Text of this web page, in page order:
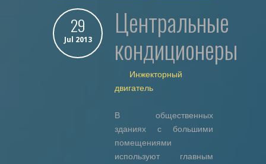
29
Jul 2013 Центральные
кондиционеры
Инжекторный
двигатель
В общественных
зданиях с большими
помещениями
используют главным